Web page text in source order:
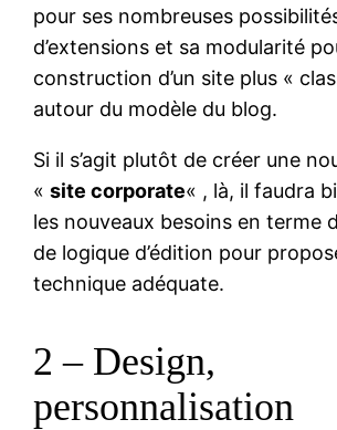
pour ses nombreuses
d’extensions et sa modularité
construction d’un site plus «
autour du modèle du blog.
Si il s’agit plutôt de créer une
«site corporate« , là, il faudra
les nouveaux besoins en terme
de logique d’édition pour
technique adéquate.
2 – Design,
personnalisation